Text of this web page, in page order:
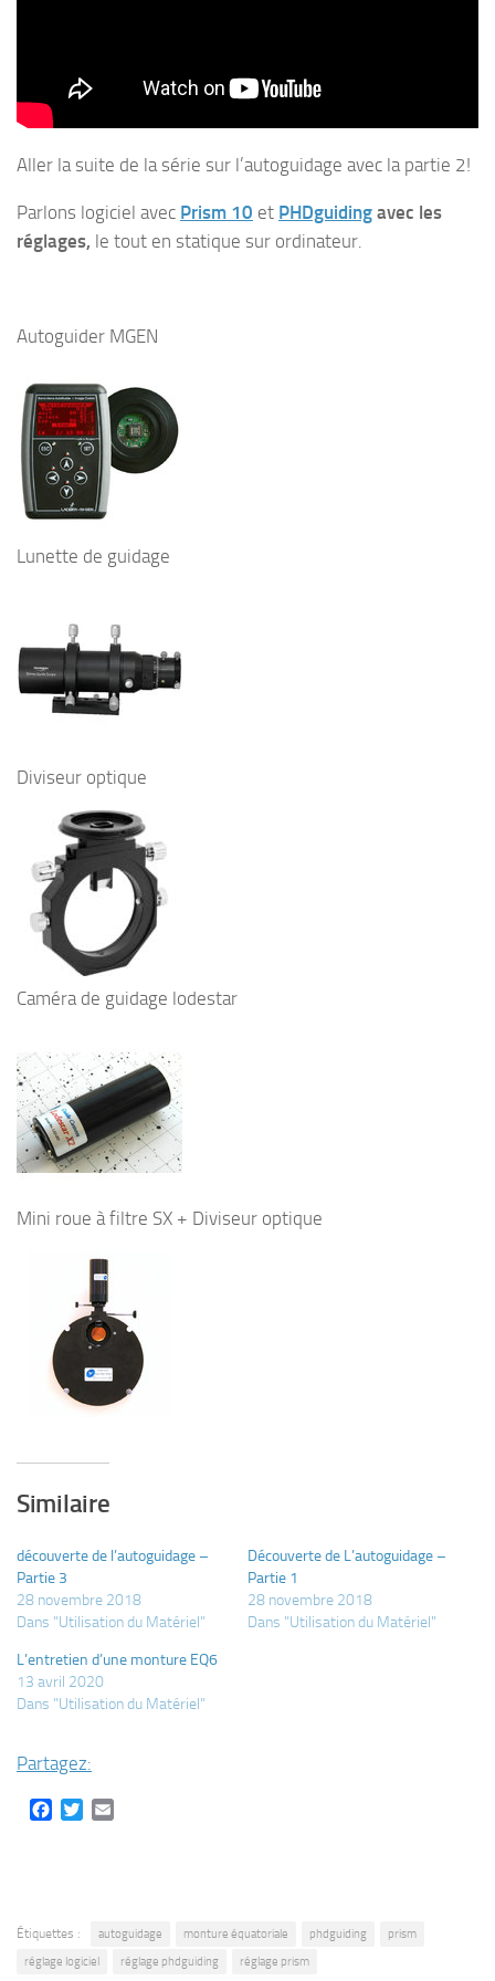
Aller la suite de la série sur l’autoguidage avec la partie 2!
Parlons logiciel avec Prism 10 et PHDguiding avec les
réglages, le tout en statique sur ordinateur.
Autoguider MGEN
Lunette de guidage
Diviseur optique
Caméra de guidage lodestar
Mini roue à filtre SX + Diviseur optique
Similaire
découverte de l’autoguidage –
Partie 3
28 novembre 2018
Dans "Utilisation du Matériel"
Découverte de L’autoguidage –
Partie 1
28 novembre 2018
Dans "Utilisation du Matériel"
L’entretien d’une monture EQ6
13 avril 2020
Dans "Utilisation du Matériel"
Partagez:
FacebookTwitter
Étiquettes : autoguidage monture équatoriale phdguiding
prism
réglage logiciel
réglage phdguiding réglage prism